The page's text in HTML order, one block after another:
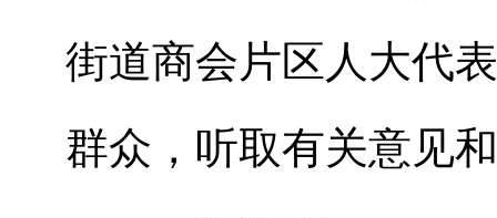
街道商会片区人大代
群众，听取有关意见